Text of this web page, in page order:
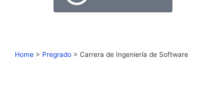
Home > Pregrado > Carrera de Ingeniería de Software